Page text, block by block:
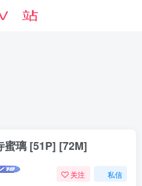
蜜璃 [51P] [72M]
关注 私信